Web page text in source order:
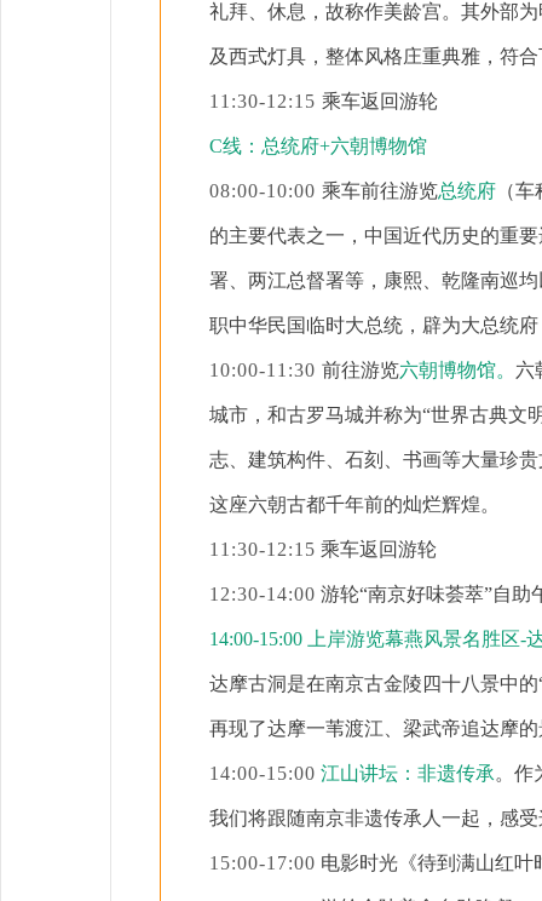
礼拜、休息，故称作美龄宫。其外部
及西式灯具，整体风格庄重典雅，符
11:30-12:15 乘车返回游轮
C线： 总统府+六朝博物馆
08:00-10:00 乘车前往游览总统府 （
的主要代表之一，中国近代历史的重
署、两江总督署等，康熙、乾隆南巡
职中华民国临时大总统，辟为大总统
10:00-11:30 前往游览六朝博物馆。 六
城市，和古罗马城并称为“世界古典文
志、建筑构件、石刻、书画等大量珍
这座六朝古都千年前的灿烂辉煌。
11:30-12:15 乘车返回游轮
12:30-14:00 游轮“南京好味荟萃”自助
14:00-15:00 上岸游览幕燕风景名胜区-
达摩古洞是在南京古金陵四十八景中的
再现了达摩一苇渡江、梁武帝追达摩
14:00-15:00 江山讲坛：非遗传承。作
我们将跟随南京非遗传承人一起，感
1 5:00-17:00 电影时光《待到满山红叶